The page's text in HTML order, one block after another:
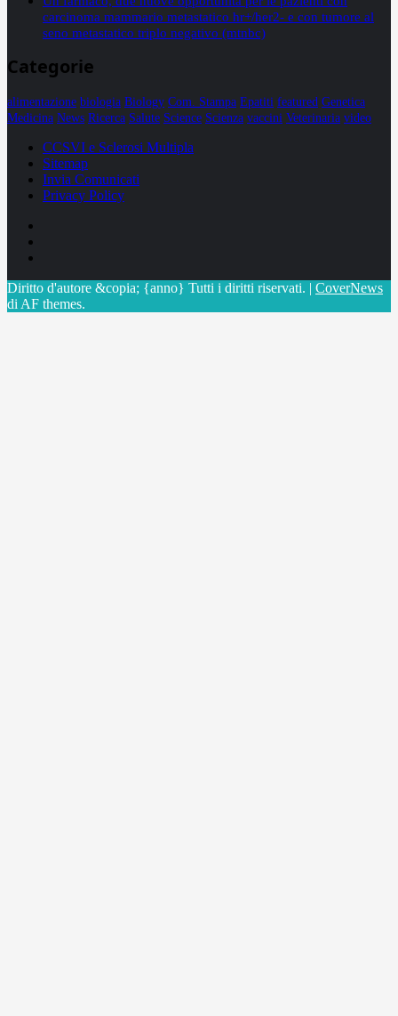
carcinoma mammario metastatico hr+/her2- e con tumore al
seno metastatico triplo negativo (mtnbc)
Categorie
alimentazione biologia Biology Com. Stampa Epatiti featured Genetica
Medicina News Ricerca Salute Science Scienza vaccini Veterinaria video
CCSVI e Sclerosi Multipla
Sitemap
Invia Comunicati
Privacy Policy
Diritto d'autore &copia; {anno} Tutti i diritti riservati. | CoverNews
di AF themes.